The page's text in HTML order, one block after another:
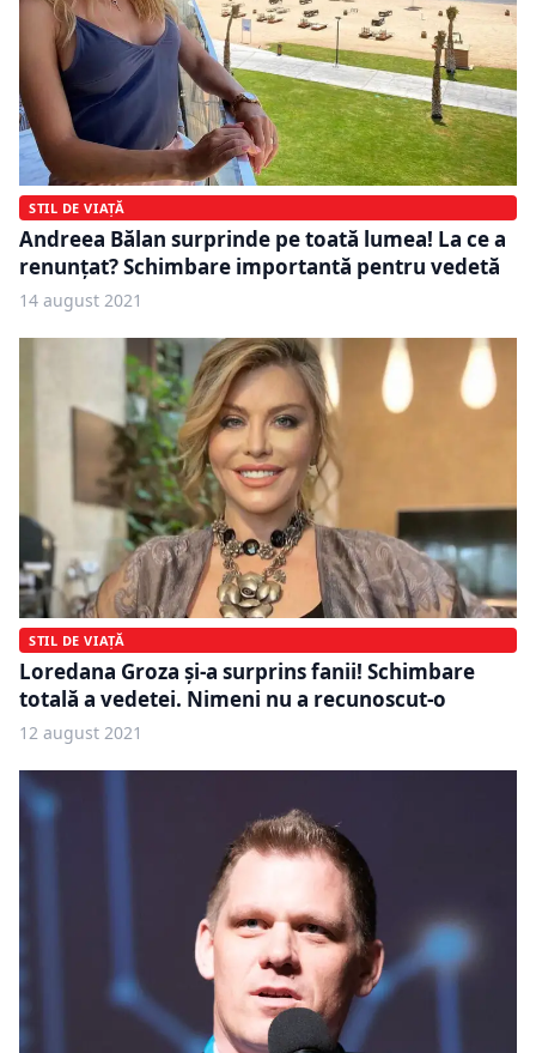
STIL DE VIAȚĂ
Andreea Bălan surprinde pe toată lumea! La ce a
renunţat? Schimbare importantă pentru vedetă
14 august 2021
STIL DE VIAȚĂ
Loredana Groza şi-a surprins fanii! Schimbare
totală a vedetei. Nimeni nu a recunoscut-o
12 august 2021